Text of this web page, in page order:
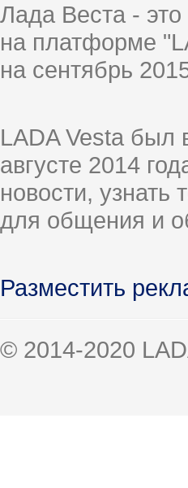
Лада Веста -
на платформе
на сентябрь
LADA Vesta был
августе 2014
новости, узнать
для общения и
Разместить
© 2014-2020